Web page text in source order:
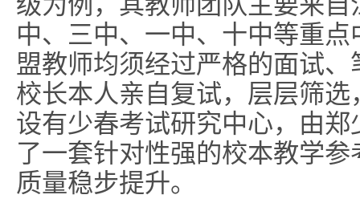
中、三中、一中、十中等重
盟教师均须经过严格的面试
校长本人亲自复试，层层筛
设有少春考试研究中心，由
了一套针对性强的校本教学
质量稳步提升。